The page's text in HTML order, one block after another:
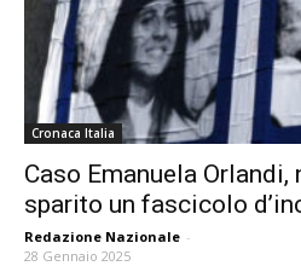
Cronaca Italia
Caso Emanuela Orlandi,
sparito un fascicolo
Redazione Nazionale -
28 Gennaio 2025